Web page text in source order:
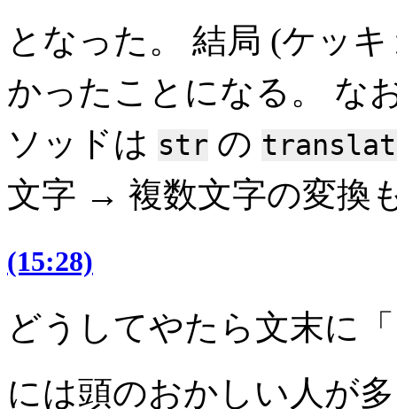
となった。 結局 (ケッ
かったことになる。 な
ソッドは str の
文字 → 複数文字の変換
(15:28)
どうしてやたら文末に
には頭のおかしい人が